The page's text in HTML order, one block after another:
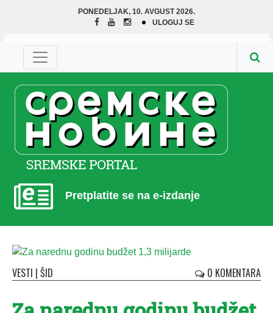
PONEDELJAK, 10. AVGUST 2026.
ULOGUJ SE
Pretplatite se na e-izdanje
VESTI | ŠID 0 KOMENTARA